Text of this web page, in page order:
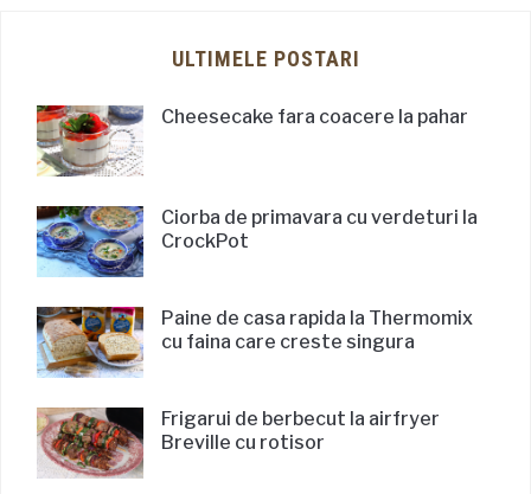
ULTIMELE POSTARI
Cheesecake fara coacere la pahar
Ciorba de primavara cu verdeturi la
CrockPot
Paine de casa rapida la Thermomix
cu faina care creste singura
Frigarui de berbecut la airfryer
Breville cu rotisor